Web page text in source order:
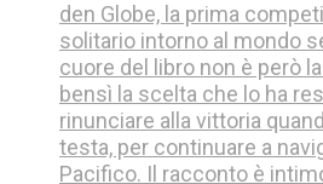
den Globe, la prima
solitario intorno al mondo
cuore del libro non è però
bensì la scelta che lo ha
rinunciare alla vittoria
testa, per continuare a
Pacifico. Il racconto è